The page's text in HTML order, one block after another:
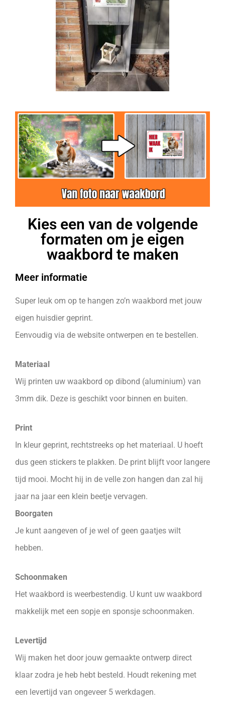
Kies een van de volgende
formaten om je eigen
waakbord te maken
Meer informatie
Super leuk om op te hangen zo’n waakbord met jouw
eigen huisdier geprint.
Eenvoudig via de website ontwerpen en te bestellen.
Materiaal
Wij printen uw waakbord op dibond (aluminium) van
3mm dik. Deze is geschikt voor binnen en buiten.
Print
In kleur geprint, rechtstreeks op het materiaal. U hoeft
dus geen stickers te plakken. De print blijft voor langere
tijd mooi. Mocht hij in de velle zon hangen dan zal hij
jaar na jaar een klein beetje vervagen.
Boorgaten
Je kunt aangeven of je wel of geen gaatjes wilt
hebben.
Schoonmaken
Het waakbord is weerbestendig. U kunt uw waakbord
makkelijk met een sopje en sponsje schoonmaken.
Levertijd
Wij maken het door jouw gemaakte ontwerp direct
klaar zodra je heb hebt besteld. Houdt rekening met
een levertijd van ongeveer 5 werkdagen.